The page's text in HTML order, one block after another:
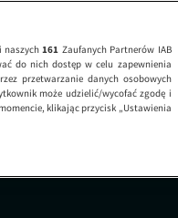
i naszych161 Zaufanych Partnerów IAB
do nich dostęp w celu zapewnienia
przetwarzanie danych osobowych
może udzielić/wycofać zgodę i
klikając przycisk „Ustawienia